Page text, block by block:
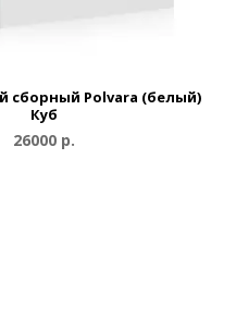
Polvara (белый)
Куб
26000 р.